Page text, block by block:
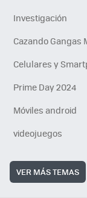
Investigación
Cazando Gangas
Celulares y
Prime Day 2024
Móviles android
videojuegos
VER MÁS TEMAS